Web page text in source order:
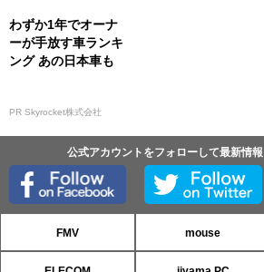
わずか1年でオーナ
ーが手放す車ランキ
ング あの日本車も
PR Skyrocket株式会社
公式アカウントをフォローして最新情
FMV mouse